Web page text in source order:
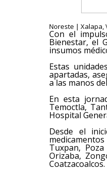
Noreste | Xalapa,
Con el
Bienestar, el
insumos
Estas
apartadas,
a las manos
En esta
Temoctla,
Hospital
Desde el
Tuxpan,
Orizaba,
Coatzacoalcos.